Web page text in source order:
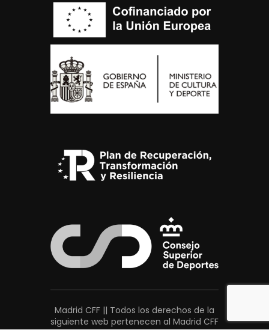
Madrid CFF || Todos los derechos de la
siguiente web pertenecen al Madrid CFF